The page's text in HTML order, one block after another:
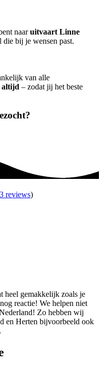
naaruitvaart Linne
die bij je wensen past.
van alle
altijd – zodat jij het beste
reviews)
heel gemakkelijk zoals je
reactie! We helpen niet
Zo hebben wij
en Herten bijvoorbeeld ook